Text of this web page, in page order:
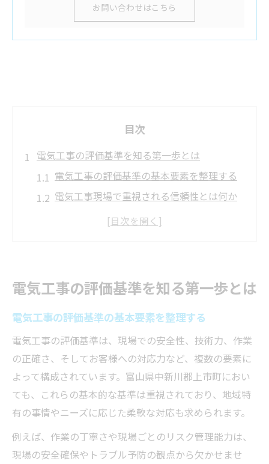
お問い合わせはこちら
目次
電気工事の評価基準を知る第一歩とは
電気工事の評価基準の基本要素を整理する
電気工事現場で重視される信頼性とは何か
専門性と安全性が電気工事評価に与える影
技術力が問われる電気工事の現場事情
電気工事技術力が現場評価に与える実例紹
介
最新技術への対応が電気工事評価で重要な
理由
電気工事現場で活かせる実践的スキルとは
評価基準を意識した電気工事現場の工夫点
電気工事現場で信頼される行動と技術力
評価基準の理解が進路選択に役立つ理由
電気工事の評価基準を知る第一歩とは
電気工事の評価基準の基本要素を整理する
電気工事の評価基準は、現場での安全性、技術力、作業
の正確さ、そしてお客様への対応力など、複数の要素に
よって構成されています。富山県中新川郡上市町におい
ても、これらの基本的な基準は重視されており、地域特
有の事情やニーズに応じた柔軟な対応も求められます。
例えば、作業の丁寧さや現場ごとのリスク管理能力は、
現場の安全確保やトラブル予防の観点から欠かせませ